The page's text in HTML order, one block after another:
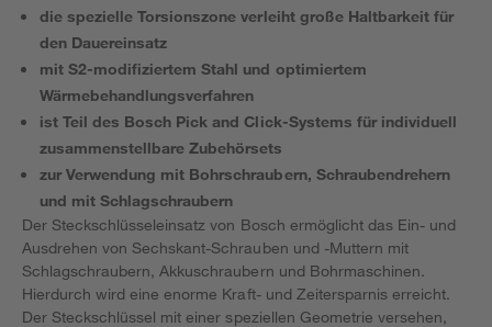
die spezielle Torsionszone verleiht große Haltbarkeit für
den Dauereinsatz
mit S2-modifiziertem Stahl und optimiertem
Wärmebehandlungsverfahren
ist Teil des Bosch Pick and Click-Systems für individuell
zusammenstellbare Zubehörsets
zur Verwendung mit Bohrschraubern, Schraubendrehern
und mit Schlagschraubern
Der Steckschlüsseleinsatz von Bosch ermöglicht das Ein- und
Ausdrehen von Sechskant-Schrauben und -Muttern mit
Schlagschraubern, Akkuschraubern und Bohrmaschinen.
Hierdurch wird eine enorme Kraft- und Zeitersparnis erreicht.
Der Steckschlüssel mit einer speziellen Geometrie versehen,